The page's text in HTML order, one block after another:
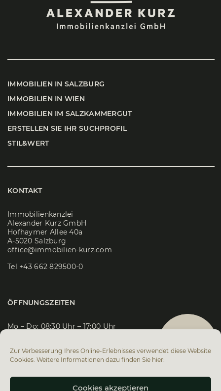
Zur Verbesserung Ihres Online-Erlebnisses verwendet diese Website
Cookies. Weitere Informationen dazu finden Sie hier:
Cookies akzeptieren
IMMO­BI­LI­EN IN SALZ­BURG
IMMO­BI­LI­EN IN WIEN
IMMO­BI­LI­EN IM SALZ­KAM­MER­GUT
ERSTEL­LEN SIE IHR SUCH­PRO­FIL
STIL&WERT
KONTAKT
Immobilienkanzlei
Alexander Kurz GmbH
Hofhaymer Allee 40a
A-5020 Salzburg
office@immobilien-kurz.com
Tel +43 662 829500-0
ÖFFNUNGSZEITEN
Mo – Do: 08:30 Uhr – 17:00 Uhr